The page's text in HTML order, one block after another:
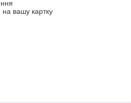
на вашу картку